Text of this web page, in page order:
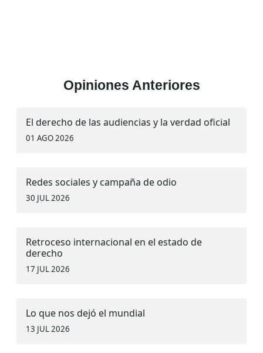
Opiniones Anteriores
El derecho de las audiencias y la verdad oficial
01 AGO 2026
Redes sociales y campaña de odio
30 JUL 2026
Retroceso internacional en el estado de
derecho
17 JUL 2026
Lo que nos dejó el mundial
13 JUL 2026